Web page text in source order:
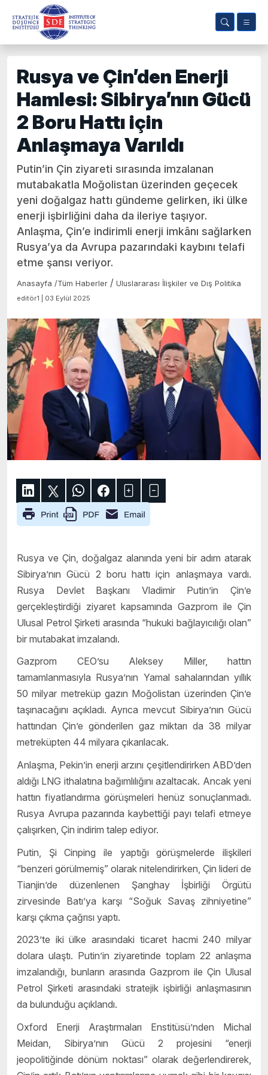
Rusya ve Çin’den Enerji
Hamlesi: Sibirya’nın Gücü
2 Boru Hattı için
Anlaşmaya Varıldı
Putin’in Çin ziyareti sırasında imzalanan
mutabakatla Moğolistan üzerinden geçecek
yeni doğalgaz hattı gündeme gelirken, iki ülke
enerji işbirliğini daha da ileriye taşıyor.
Anlaşma, Çin’e indirimli enerji imkânı sağlarken
Rusya’ya da Avrupa pazarındaki kaybını telafi
etme şansı veriyor.
Anasayfa /Tüm Haberler / Uluslararası İlişkiler ve Dış Politika
editör1 | 03 Eylül 2025
Rusya ve Çin, doğalgaz alanında yeni bir adım atarak
Sibirya’nın Gücü 2 boru hattı için anlaşmaya vardı.
Rusya Devlet Başkanı Vladimir Putin’in Çin’e
gerçekleştirdiği ziyaret kapsamında Gazprom ile Çin
Ulusal Petrol Şirketi arasında “hukuki bağlayıcılığı olan”
bir mutabakat imzalandı.
Gazprom CEO’su Aleksey Miller, hattın
tamamlanmasıyla Rusya’nın Yamal sahalarından yıllık
50 milyar metreküp gazın Moğolistan üzerinden Çin’e
taşınacağını açıkladı. Ayrıca mevcut Sibirya’nın Gücü
hattından Çin’e gönderilen gaz miktarı da 38 milyar
metreküpten 44 milyara çıkarılacak.
Anlaşma, Pekin’in enerji arzını çeşitlendirirken ABD’den
aldığı LNG ithalatına bağımlılığını azaltacak. Ancak yeni
hattın fiyatlandırma görüşmeleri henüz sonuçlanmadı.
Rusya Avrupa pazarında kaybettiği payı telafi etmeye
çalışırken, Çin indirim talep ediyor.
Putin, Şi Cinping ile yaptığı görüşmelerde ilişkileri
“benzeri görülmemiş” olarak nitelendirirken, Çin lideri de
Tianjin’de düzenlenen Şanghay İşbirliği Örgütü
zirvesinde Batı’ya karşı “Soğuk Savaş zihniyetine”
karşı çıkma çağrısı yaptı.
2023’te iki ülke arasındaki ticaret hacmi 240 milyar
dolara ulaştı. Putin’in ziyaretinde toplam 22 anlaşma
imzalandığı, bunların arasında Gazprom ile Çin Ulusal
Petrol Şirketi arasındaki stratejik işbirliği anlaşmasının
da bulunduğu açıklandı.
Oxford Enerji Araştırmaları Enstitüsü’nden Michal
Meidan, Sibirya’nın Gücü 2 projesini “enerji
jeopolitiğinde dönüm noktası” olarak değerlendirerek,